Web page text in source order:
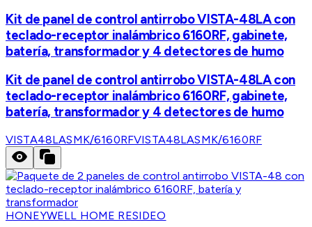
Kit de panel de control antirrobo VISTA-48LA con
teclado-receptor inalámbrico 6160RF, gabinete,
batería, transformador y 4 detectores de humo
Kit de panel de control antirrobo VISTA-48LA con
teclado-receptor inalámbrico 6160RF, gabinete,
batería, transformador y 4 detectores de humo
VISTA48LASMK/6160RFVISTA48LASMK/6160RF
HONEYWELL HOME RESIDEO